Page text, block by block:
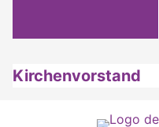
Kirchenvorstand